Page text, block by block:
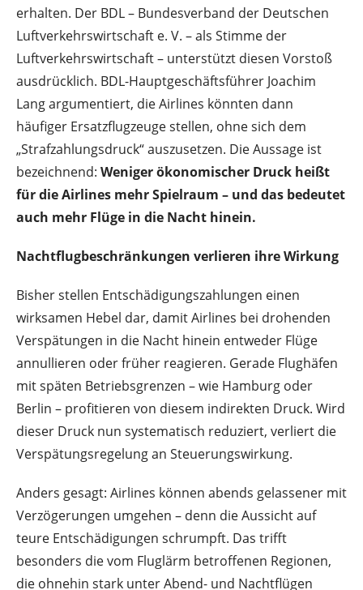
erhalten. Der BDL – Bundesverband der Deutschen
Luftverkehrswirtschaft e. V. – als Stimme der
Luftverkehrswirtschaft – unterstützt diesen Vorstoß
ausdrücklich. BDL-Hauptgeschäftsführer Joachim
Lang argumentiert, die Airlines könnten dann
häufiger Ersatzflugzeuge stellen, ohne sich dem
„Strafzahlungsdruck“ auszusetzen. Die Aussage ist
bezeichnend: Weniger ökonomischer Druck heißt
für die Airlines mehr Spielraum – und das bedeutet
auch mehr Flüge in die Nacht hinein.
Nachtflugbeschränkungen verlieren ihre Wirkung
Bisher stellen Entschädigungszahlungen einen
wirksamen Hebel dar, damit Airlines bei drohenden
Verspätungen in die Nacht hinein entweder Flüge
annullieren oder früher reagieren. Gerade Flughäfen
mit späten Betriebsgrenzen – wie Hamburg oder
Berlin – profitieren von diesem indirekten Druck. Wird
dieser Druck nun systematisch reduziert, verliert die
Verspätungsregelung an Steuerungswirkung.
Anders gesagt: Airlines können abends gelassener mit
Verzögerungen umgehen – denn die Aussicht auf
teure Entschädigungen schrumpft. Das trifft
besonders die vom Fluglärm betroffenen Regionen,
die ohnehin stark unter Abend- und Nachtflügen